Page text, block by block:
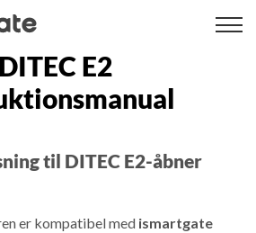
DITEC E2
til DITEC E2-åbner
er kompatibel med ismartgate